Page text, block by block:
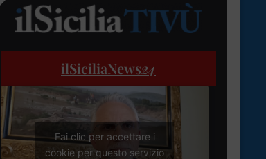
ilSiciliaNews24
Fai clic per accettare i
cookie per questo servizio